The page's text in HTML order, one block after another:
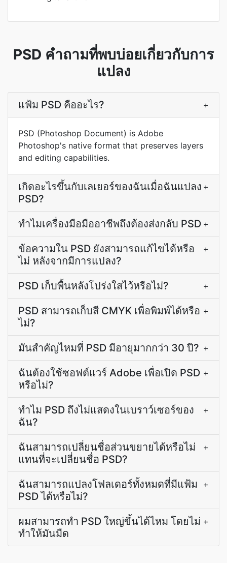
PSD คำถามที่พบบ่อยเกี่ยวกับการ
แปลง
แฟ้ม PSD คืออะไร? +
PSD (Photoshop Document) is Adobe
Photoshop's native format that preserves layers
and editing capabilities.
เกิดอะไรขึ้นกับเลเยอร์ของฉันเมื่อฉันแปลง
PSD?
+
ทำไมเครื่องมือมืออาชีพถึงต้องส่งกลับ PSD +
ข้อความใน PSD ยังสามารถแก้ไขได้หรือ
ไม่ หลังจากมีการแปลง?
+
PSD เก็บพื้นหลังโปร่งใสไว้หรือไม่? +
PSD สามารถเก็บสี CMYK เพื่อพิมพ์ได้หรือ
ไม่?
+
มันสำคัญไหมที่ PSD มีอายุมากกว่า 30 ปี? +
ฉันต้องใช้ซอฟต์แวร์ Adobe เพื่อเปิด PSD
หรือไม่?
+
ทำไม PSD ถึงไม่แสดงในเบราว์เซอร์ของ
ฉัน?
+
ฉันสามารถเปลี่ยนชื่อส่วนขยายได้หรือไม่
แทนที่จะเปลี่ยนชื่อ PSD?
+
ฉันสามารถแปลงโฟลเดอร์ทั้งหมดที่มีแฟ้ม
PSD ได้หรือไม่?
+
ผมสามารถทำ PSD ใหญ่ขึ้นได้ไหม โดยไม่
ทำให้มันมืด
+